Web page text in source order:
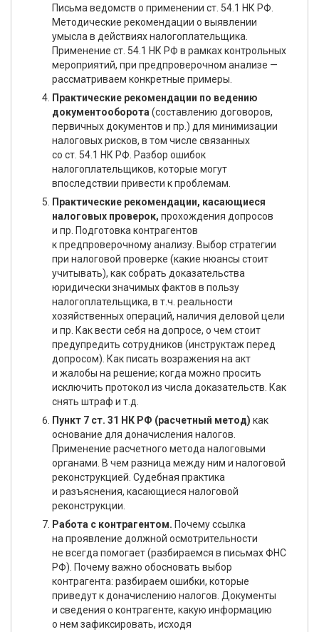
Письма ведомств о применении ст. 54.1 НК РФ.
Методические рекомендации о выявлении
умысла в действиях налогоплательщика.
Применение ст. 54.1 НК РФ в рамках контрольных
мероприятий, при предпроверочном анализе —
рассматриваем конкретные примеры.
Практические рекомендации по ведению
документооборота (составлению договоров,
первичных документов и пр.) для минимизации
налоговых рисков, в том числе связанных
со ст. 54.1 НК РФ. Разбор ошибок
налогоплательщиков, которые могут
впоследствии привести к проблемам.
Практические рекомендации, касающиеся
налоговых проверок, прохождения допросов
и пр. Подготовка контрагентов
к предпроверочному анализу. Выбор стратегии
при налоговой проверке (какие нюансы стоит
учитывать), как собрать доказательства
юридически значимых фактов в пользу
налогоплательщика, в т.ч. реальности
хозяйственных операций, наличия деловой цели
и пр. Как вести себя на допросе, о чем стоит
предупредить сотрудников (инструктаж перед
допросом). Как писать возражения на акт
и жалобы на решение; когда можно просить
исключить протокол из числа доказательств. Как
снять штраф и т.д.
Пункт 7 ст. 31 НК РФ (расчетный метод) как
основание для доначисления налогов.
Применение расчетного метода налоговыми
органами. В чем разница между ним и налоговой
реконструкцией. Судебная практика
и разъяснения, касающиеся налоговой
реконструкции.
Работа с контрагентом. Почему ссылка
на проявление должной осмотрительности
не всегда помогает (разбираемся в письмах ФНС
РФ). Почему важно обосновать выбор
контрагента: разбираем ошибки, которые
приведут к доначислению налогов. Документы
и сведения о контрагенте, какую информацию
о нем зафиксировать, исходя